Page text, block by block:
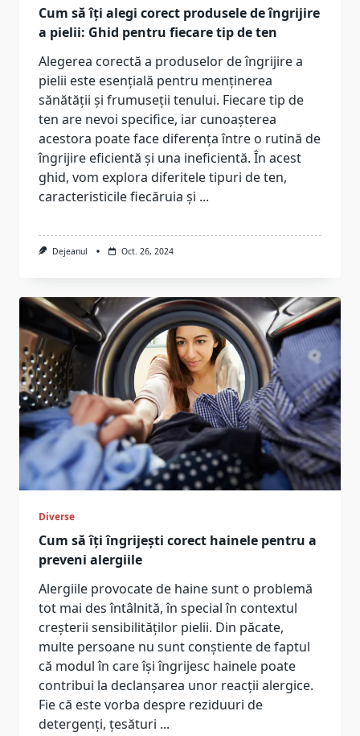
Cum să îți alegi corect produsele de îngrijire
a pielii: Ghid pentru fiecare tip de ten
Alegerea corectă a produselor de îngrijire a
pielii este esențială pentru menținerea
sănătății și frumuseții tenului. Fiecare tip de
ten are nevoi specifice, iar cunoașterea
acestora poate face diferența între o rutină de
îngrijire eficientă și una ineficientă. În acest
ghid, vom explora diferitele tipuri de ten,
caracteristicile fiecăruia și ...
Dejeanul Oct. 26, 2024
Diverse
Cum să îți îngrijești corect hainele pentru a
preveni alergiile
Alergiile provocate de haine sunt o problemă
tot mai des întâlnită, în special în contextul
creșterii sensibilităților pielii. Din păcate,
multe persoane nu sunt conștiente de faptul
că modul în care își îngrijesc hainele poate
contribui la declanșarea unor reacții alergice.
Fie că este vorba despre reziduuri de
detergenți, țesături ...